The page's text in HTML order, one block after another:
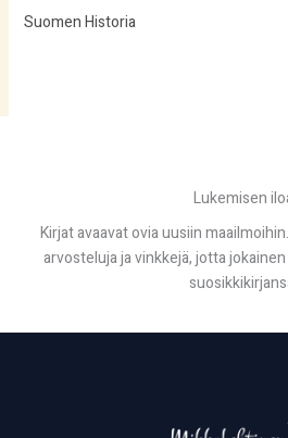
Suomen Historia
Lukemisen
Kirjat avaavat ovia uusiin
arvosteluja ja vinkkejä, jotta